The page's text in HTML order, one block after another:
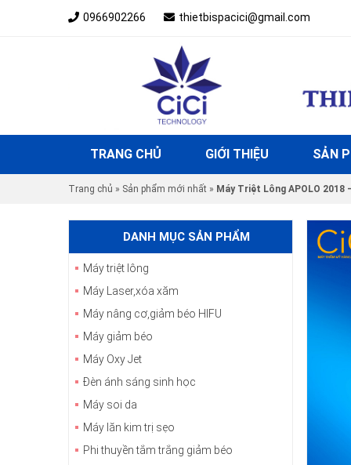
0966902266 thietbispacici@gmail.com
TRANG CHỦ GIỚI THIỆU SẢN
Trang chủ » Sản phẩm mới nhất » Máy Triệt Lông APOLO 2018
DANH MỤC SẢN PHẨM
Máy triệt lông
Máy Laser,xóa xăm
Máy nâng cơ,giảm béo HIFU
Máy giảm béo
Máy Oxy Jet
Đèn ánh sáng sinh học
Máy soi da
Máy lăn kim trị sẹo
Phi thuyền tắm trắng giảm béo